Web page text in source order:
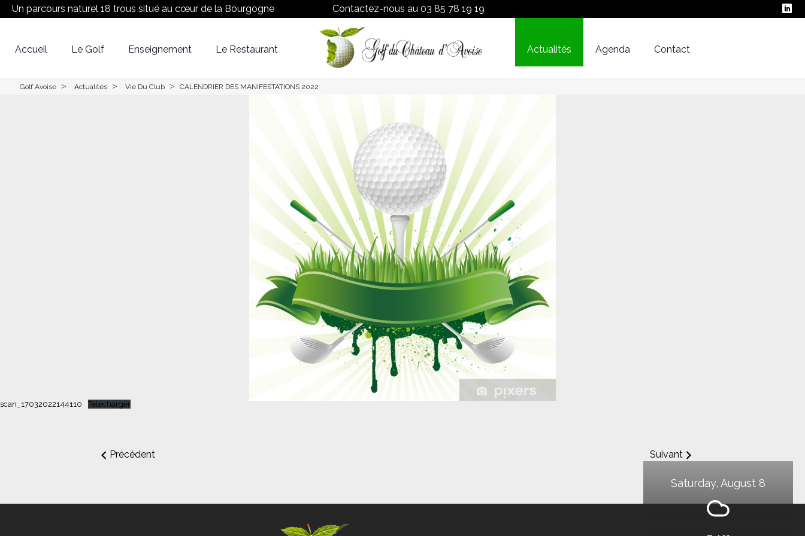
Un parcours naturel 18 trous situé au cœur de la Bourgogne Contactez-nous au 03 85 78 19 19
Accueil
Le Golf
Tarifs
Enseignement Le Restaurant Actualités Agenda Contact
Golf Avoise > Actualités > Vie Du Club > CALENDRIER DES MANIFESTATIONS 2022
scan_17032022144110 Télécharger
Précédent Suivant
Saturday, August 8